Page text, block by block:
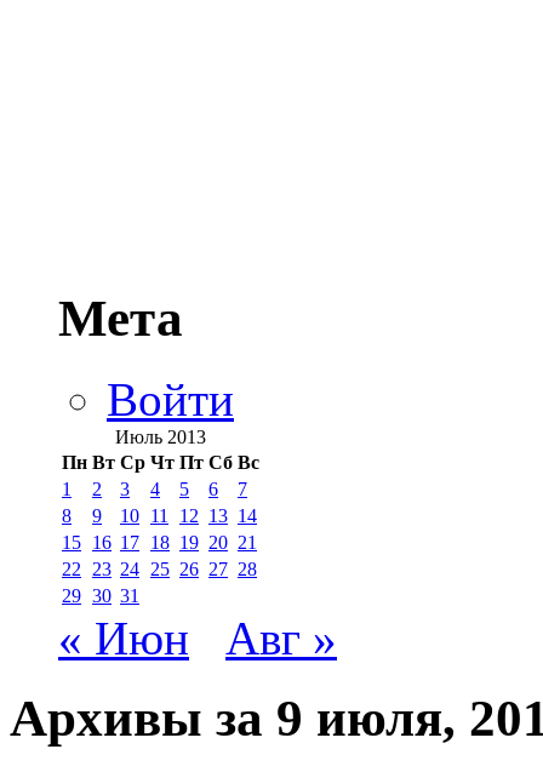
Мета
Войти
Июль 2013
Пн Вт Ср Чт Пт Сб Вс
1
2 3 4 5 6
7
8
9 10 11 12 13 14
15 16 17 18 19 20 21
22
23 24 25 26 27 28
29 30 31
« Июн Авг »
Архивы за 9 июля,